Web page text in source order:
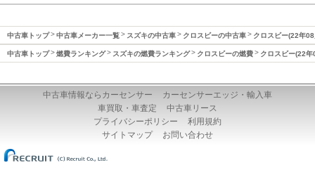
中古車トップ 中古車メーカー一覧 スズキの中古車 クロスビーの中古車 クロスビー(22年
中古車トップ 燃費ランキング スズキの燃費ランキング クロスビーの燃費 クロスビー(22
中古車情報ならカーセンサー
カーセンサーエッジ・輸入車
車買取・車査定
中古車リース
プライバシーポリシー
利用規約
サイトマップ
お問い合わせ